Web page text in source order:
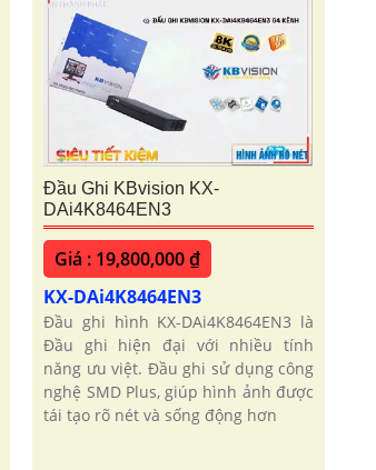
Đầu Ghi KBvision KX-
DAi4K8464EN3
Giá : 19,800,000 ₫
KX-DAi4K8464EN3
Đầu ghi hình KX-DAi4K8464EN3 là
Đầu ghi hiện đại với nhiều tính
năng ưu việt. Đầu ghi sử dụng công
nghệ SMD Plus, giúp hình ảnh được
tái tạo rõ nét và sống động hơn